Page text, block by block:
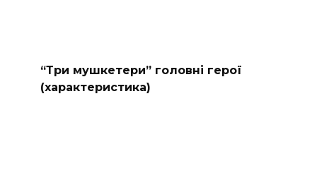
“Три мушкетери” головні герої
(характеристика)